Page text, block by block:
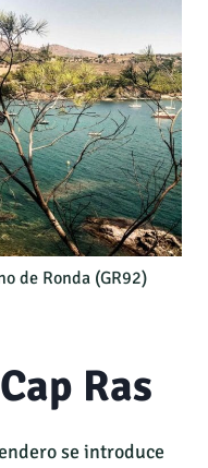
de Ronda (GR92)
Ras
se introduce